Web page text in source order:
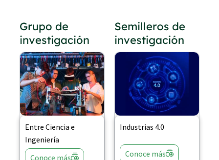
Grupo de
investigación
Entre Ciencia e
Ingeniería
Conoce más
Semilleros de
investigación
Industrias 4.0
Conoce más